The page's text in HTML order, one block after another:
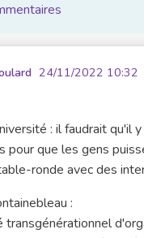
24/11/2022 10:32
: il faudrait qu'il
pour que les gens
ronde avec des
:
transgénérationnel